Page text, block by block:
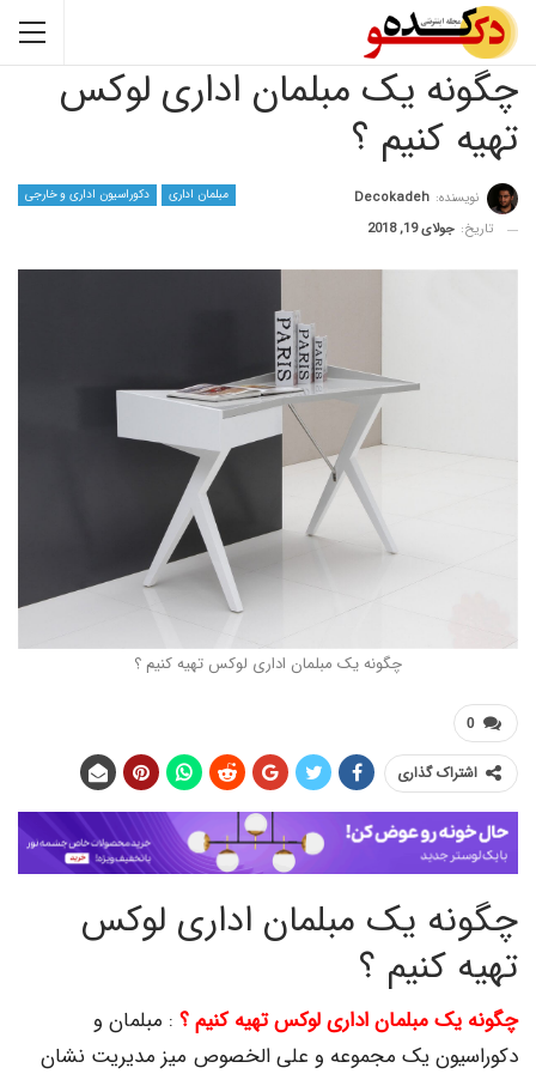
یک مبلمان اداری لوکس
کنیم ؟
دکوراسیون اداری و خارجی
Decokadeh
جولای 19, 2018
چگونه یک مبلمان اداری لوکس تهیه کنیم ؟
گذاری
یک مبلمان اداری لوکس
؟
مبلمان اداری لوکس تهیه کنیم ؟: مبلمان و
یک مجموعه و علی الخصوص میز مدیریت نشان